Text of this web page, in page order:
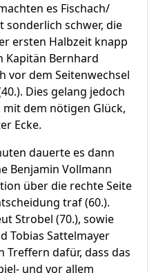
es Fischach/
schwer, die
ersten Halbzeit knapp
Kapitän Bernhard
vor dem Seitenwechsel
Dies gelang jedoch
dem nötigen Glück,
Ecke.
dauerte es dann
Benjamin Vollmann
über die rechte Seite
traf (60.).
Strobel (70.), sowie
Tobias Sattelmayer
Treffern dafür, dass das
und vor allem